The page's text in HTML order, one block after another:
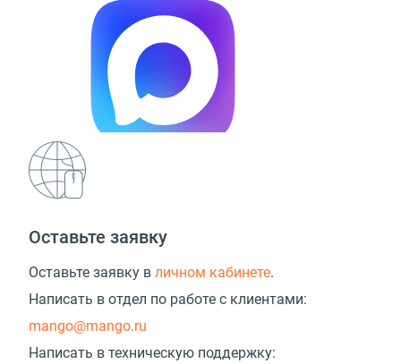
Оставьте заявку
Оставьте заявку в личном кабинете.
Написать в отдел по работе с клиентами:
mango@mango.ru
Написать в техническую поддержку: